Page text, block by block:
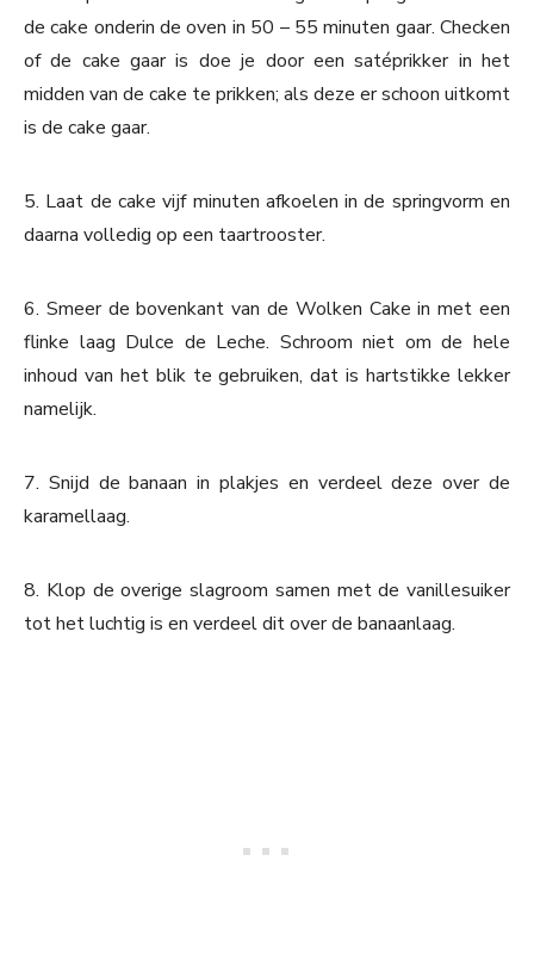
de cake onderin de oven in 50 – 55 minuten gaar. Checken
of de cake gaar is doe je door een satéprikker in het
midden van de cake te prikken; als deze er schoon uitkomt
is de cake gaar.
5. Laat de cake vijf minuten afkoelen in de springvorm en
daarna volledig op een taartrooster.
6. Smeer de bovenkant van de Wolken Cake in met een
flinke laag Dulce de Leche. Schroom niet om de hele
inhoud van het blik te gebruiken, dat is hartstikke lekker
namelijk.
7. Snijd de banaan in plakjes en verdeel deze over de
karamellaag.
8. Klop de overige slagroom samen met de vanillesuiker
tot het luchtig is en verdeel dit over de banaanlaag.